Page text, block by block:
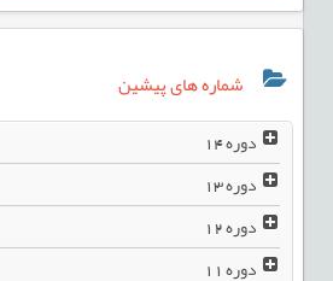
شماره های پیشین
دوره14
دوره13
دوره12
دوره11